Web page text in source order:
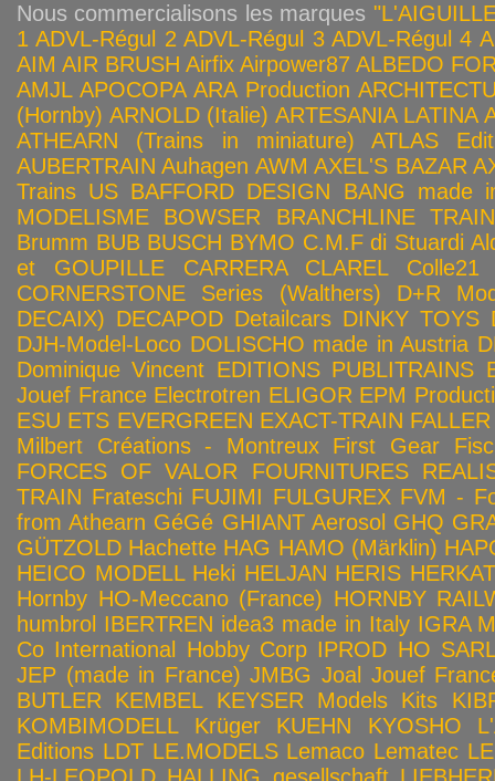
Nous commercialisons les marques
1 ADVL-Régul 2 ADVL-Régul 3 ADVL-Régul 4
AIM AIR BRUSH Airfix Airpower87 ALBEDO
AMJL APOCOPA ARA Production
(Hornby) ARNOLD (Italie) ARTESANIA LATINA
ATHEARN (Trains in miniature)
ATLAS
AUBERTRAIN Auhagen AWM AXEL'S BAZAR
Trains US BAFFORD DESIGN
BANG made
MODELISME
BOWSER
BRANCHLINE
Brumm BUB BUSCH BYMO C.M.F di Stuardi
et GOUPILLE
CARRERA CLAREL
Colle21
CORNERSTONE Series (Walthers)
D+R
DECAIX) DECAPOD Detailcars DINKY TOYS
DJH-Model-Loco DOLISCHO made in Austria
Dominique Vincent EDITIONS PUBLITRAINS
Jouef France Electrotren ELIGOR EPM
ESU ETS EVERGREEN EXACT-TRAIN FALLER
Milbert Créations - Montreux First Gear
FORCES OF VALOR
FOURNITURES
TRAIN Frateschi FUJIMI FULGUREX FVM -
from Athearn GéGé GHIANT Aerosol GHQ
GÜTZOLD Hachette HAG HAMO (Märklin)
HEICO MODELL Heki HELJAN HERIS HERKAT
Hornby HO-Meccano (France) HORNBY
humbrol IBERTREN idea3 made in Italy IGRA
Co International Hobby Corp IPROD HO
JEP (made in France) JMBG Joal Jouef
BUTLER
KEMBEL KEYSER Models Kits
KOMBIMODELL
Krüger KUEHN KYOSHO
Editions LDT LE.MODELS Lemaco Lematec